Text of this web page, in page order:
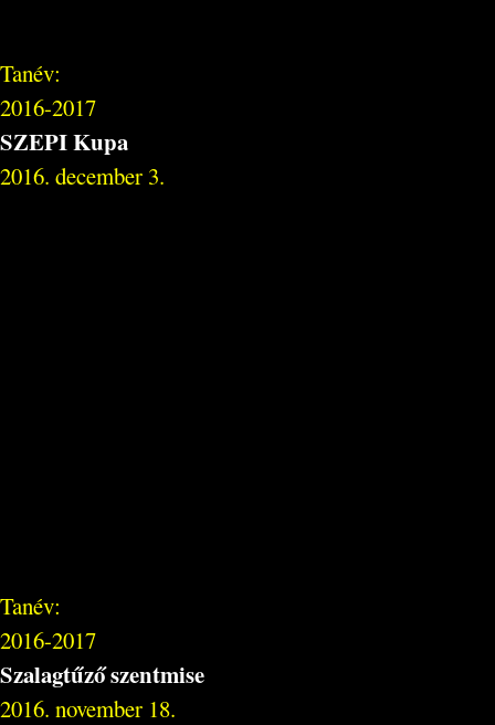
Tanév:
2016-2017
SZEPI Kupa
2016. december 3.
Tanév:
2016-2017
Szalagtűző szentmise
2016. november 18.